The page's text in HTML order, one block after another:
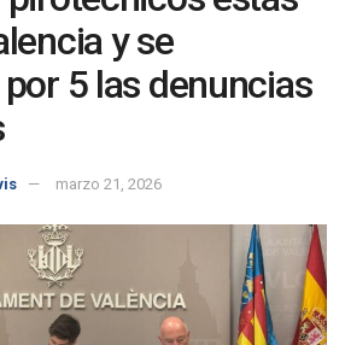
y se
5 las denuncias
marzo 21, 2026